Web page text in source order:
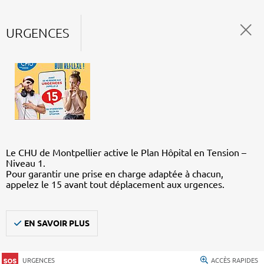
URGENCES
Le CHU de Montpellier active le Plan Hôpital en Tension –
Niveau 1.
Pour garantir une prise en charge adaptée à chacun,
appelez le 15 avant tout déplacement aux urgences.
EN SAVOIR PLUS
URGENCES ACCÈS RAPIDES